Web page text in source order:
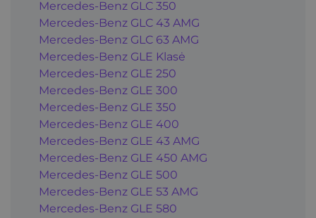
Mercedes-Benz GLC 350
Mercedes-Benz GLC 43 AMG
Mercedes-Benz GLC 63 AMG
Mercedes-Benz GLE Klasė
Mercedes-Benz GLE 250
Mercedes-Benz GLE 300
Mercedes-Benz GLE 350
Mercedes-Benz GLE 400
Mercedes-Benz GLE 43 AMG
Mercedes-Benz GLE 450 AMG
Mercedes-Benz GLE 500
Mercedes-Benz GLE 53 AMG
Mercedes-Benz GLE 580